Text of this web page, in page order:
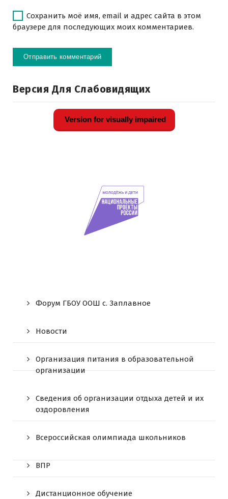
Сохранить моё имя, email и адрес сайта в этом
браузере для последующих моих комментариев.
Версия Для Слабовидящих
Version for visually impaired
Форум ГБОУ ООШ c. Заплавное
Новости
Организация питания в образовательной
организации
Сведения об организации отдыха детей и их
оздоровления
Всероссийская олимпиада школьников
ВПР
Дистанционное обучение